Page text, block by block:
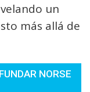
un
más allá de
NORSE